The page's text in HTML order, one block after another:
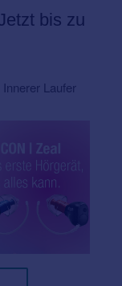
bis zu
Laufer